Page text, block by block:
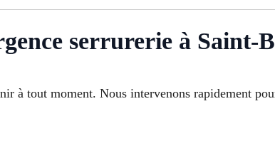
serrurerie à Saint-
à tout moment. Nous intervenons rapidement